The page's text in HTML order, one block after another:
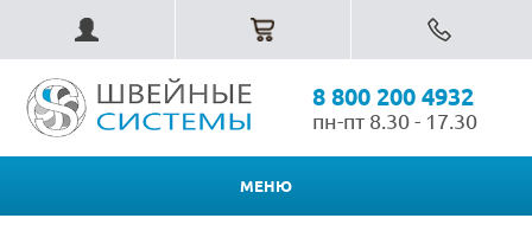
8 800 200 4932
пн-пт 8.30 - 17.30
МЕНЮ